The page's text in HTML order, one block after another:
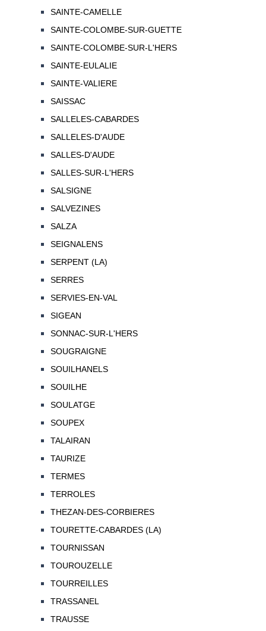
SAINTE-CAMELLE
SAINTE-COLOMBE-SUR-GUETTE
SAINTE-COLOMBE-SUR-L'HERS
SAINTE-EULALIE
SAINTE-VALIERE
SAISSAC
SALLELES-CABARDES
SALLELES-D'AUDE
SALLES-D'AUDE
SALLES-SUR-L'HERS
SALSIGNE
SALVEZINES
SALZA
SEIGNALENS
SERPENT (LA)
SERRES
SERVIES-EN-VAL
SIGEAN
SONNAC-SUR-L'HERS
SOUGRAIGNE
SOUILHANELS
SOUILHE
SOULATGE
SOUPEX
TALAIRAN
TAURIZE
TERMES
TERROLES
THEZAN-DES-CORBIERES
TOURETTE-CABARDES (LA)
TOURNISSAN
TOUROUZELLE
TOURREILLES
TRASSANEL
TRAUSSE